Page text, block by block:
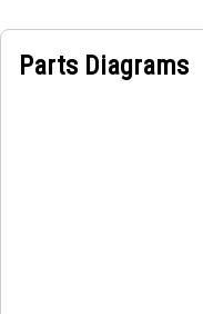
Parts Diagrams